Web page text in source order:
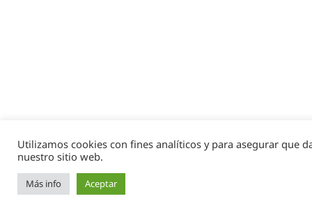
Utilizamos cookies con fines analíticos y para asegurar que
nuestro sitio web.
Más info Aceptar